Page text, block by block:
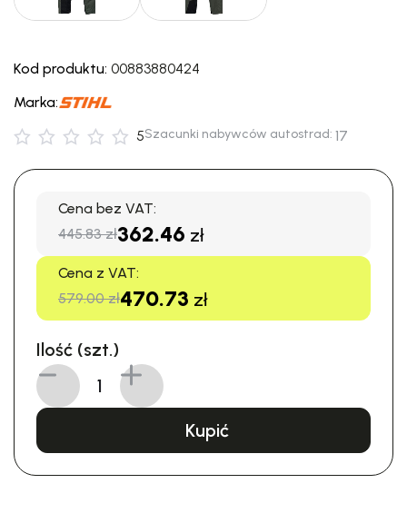
Kod produktu: 00883880424
Marka:
5Szacunki nabywców autostrad: 17
Cena bez VAT:
445.83 zł362.46 zł
Cena z VAT:
579.00 zł470.73 zł
Ilość (szt.)
Kupić